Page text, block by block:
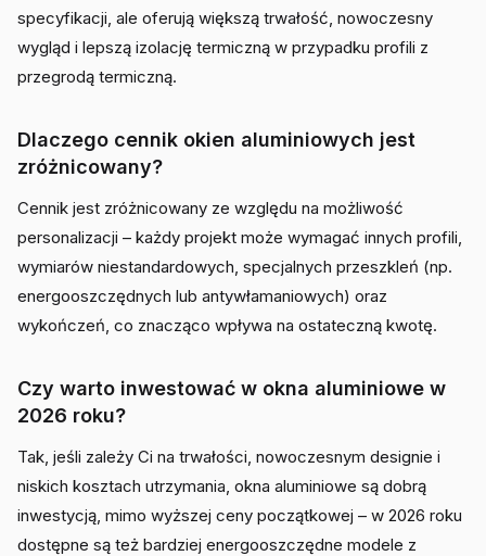
specyfikacji, ale oferują większą trwałość, nowoczesny
wygląd i lepszą izolację termiczną w przypadku profili z
przegrodą termiczną.
Dlaczego cennik okien aluminiowych jest
zróżnicowany?
Cennik jest zróżnicowany ze względu na możliwość
personalizacji – każdy projekt może wymagać innych profili,
wymiarów niestandardowych, specjalnych przeszkleń (np.
energooszczędnych lub antywłamaniowych) oraz
wykończeń, co znacząco wpływa na ostateczną kwotę.
Czy warto inwestować w okna aluminiowe w
2026 roku?
Tak, jeśli zależy Ci na trwałości, nowoczesnym designie i
niskich kosztach utrzymania, okna aluminiowe są dobrą
inwestycją, mimo wyższej ceny początkowej – w 2026 roku
dostępne są też bardziej energooszczędne modele z